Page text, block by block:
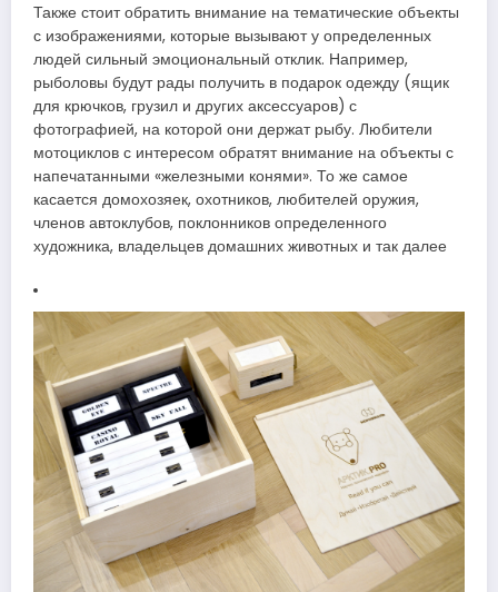
Также стоит обратить внимание на тематические объекты
с изображениями, которые вызывают у определенных
людей сильный эмоциональный отклик. Например,
рыболовы будут рады получить в подарок одежду (ящик
для крючков, грузил и других аксессуаров) с
фотографией, на которой они держат рыбу. Любители
мотоциклов с интересом обратят внимание на объекты с
напечатанными «железными конями». То же самое
касается домохозяек, охотников, любителей оружия,
членов автоклубов, поклонников определенного
художника, владельцев домашних животных и так далее